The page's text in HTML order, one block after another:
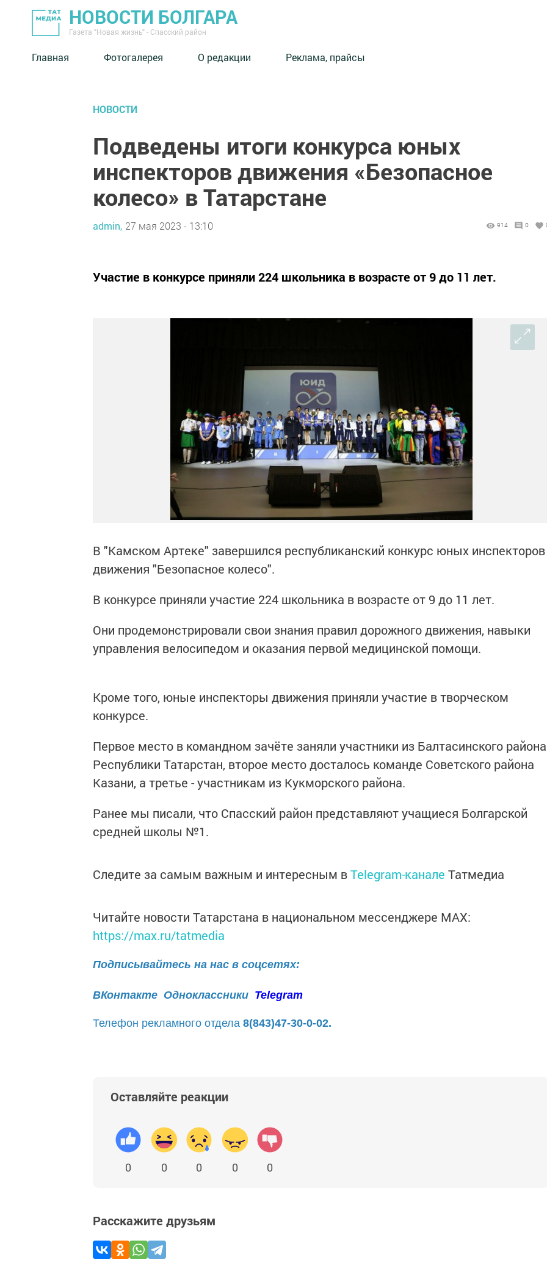
НОВОСТИ БОЛГАРА
Газета "Новая жизнь" - Спасский район
Главная Фотогалерея О редакции Реклама, прайсы
НОВОСТИ
Подведены итоги конкурса юных
инспекторов движения «Безопасное
колесо» в Татарстане
admin, 27 мая 2023 - 13:10 914 0
Участие в конкурсе приняли 224 школьника в возрасте от 9 до 11 лет.
В "Камском Артеке" завершился республиканский конкурс юных инспекторов
движения "Безопасное колесо".
В конкурсе приняли участие 224 школьника в возрасте от 9 до 11 лет.
Они продемонстрировали свои знания правил дорожного движения, навыки
управления велосипедом и оказания первой медицинской помощи.
Кроме того, юные инспекторы движения приняли участие в творческом
конкурсе.
Первое место в командном зачёте заняли участники из Балтасинского района
Республики Татарстан, второе место досталось команде Советского района
Казани, а третье - участникам из Кукморского района.
Ранее мы писали, что Спасский район представляют учащиеся Болгарской
средней школы №1.
Следите за самым важным и интересным вTelegram-канале Татмедиа
Читайте новости Татарстана в национальном мессенджере MАХ:
https://max.ru/tatmedia
Подписывайтесь на нас в соцсетях:
ВКонтакте Одноклассники Telegram
Телефон рекламного отдела 8(843)47-30-0-02.
Оставляйте реакции
0 0 0 0 0
Расскажите друзьям